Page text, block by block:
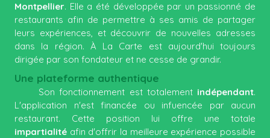
Montpellier. Elle a été développée par un passionné de
restaurants afin de permettre à ses amis de partager
leurs expériences, et découvrir de nouvelles adresses
dans la région. À La Carte est aujourd'hui toujours
dirigée par son fondateur et ne cesse de grandir.
Une plateforme authentique
Son fonctionnement est totalement indépendant.
L'application n'est financée ou infuencée par aucun
restaurant. Cette position lui offre une totale
impartialité afin d'offrir la meilleure expérience possible